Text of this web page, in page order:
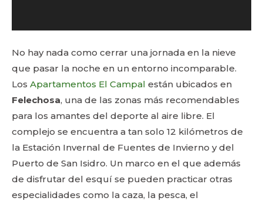
No hay nada como cerrar una jornada en la nieve
que pasar la noche en un entorno incomparable.
Los Apartamentos El Campal están ubicados en
Felechosa, una de las zonas más recomendables
para los amantes del deporte al aire libre. El
complejo se encuentra a tan solo 12 kilómetros de
la Estación Invernal de Fuentes de Invierno y del
Puerto de San Isidro. Un marco en el que además
de disfrutar del esquí se pueden practicar otras
especialidades como la caza, la pesca, el